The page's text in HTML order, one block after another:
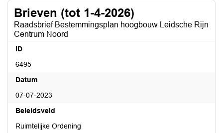
Brieven (tot 1-4-2026)
Raadsbrief Bestemmingsplan hoogbouw Leidsche Rijn
Centrum Noord
ID
6495
Datum
07-07-2023
Beleidsveld
Ruimtelijke Ordening